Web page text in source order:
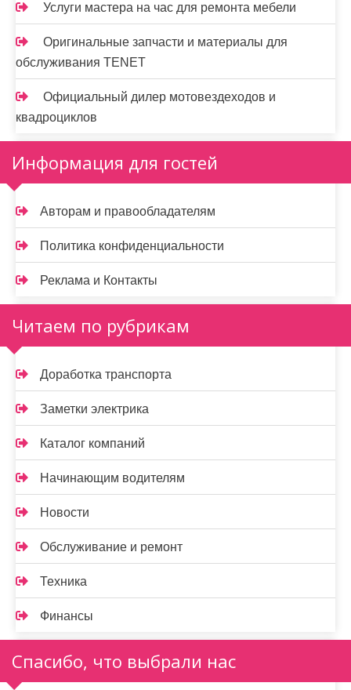
Услуги мастера на час для ремонта мебели
Оригинальные запчасти и материалы для
обслуживания TENET
Официальный дилер мотовездеходов и
квадроциклов
Информация для гостей
Авторам и правообладателям
Политика конфиденциальности
Реклама и Контакты
Читаем по рубрикам
Доработка транспорта
Заметки электрика
Каталог компаний
Начинающим водителям
Новости
Обслуживание и ремонт
Техника
Финансы
Спасибо, что выбрали нас